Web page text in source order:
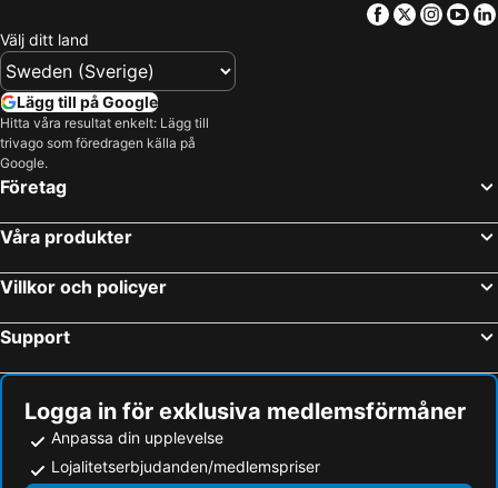
Cserszegtomaj, bed and breakfasts
Szigliget, bed and breakfasts
Garabonc, bed and breakfasts
Lenti, bed and breakfasts
Nagyatád, bed and breakfasts
Kekkut, bed and breakfasts
Balatonederics, bed and breakfasts
Facebook
Twitter
Välj ditt land
Lägg till på Google
Hitta våra resultat enkelt: Lägg till
trivago som föredragen källa på
Google.
Företag
Våra produkter
Villkor och policyer
Support
Logga in för exklusiva medlemsförmåner
Anpassa din upplevelse
Lojalitetserbjudanden/medlemspriser